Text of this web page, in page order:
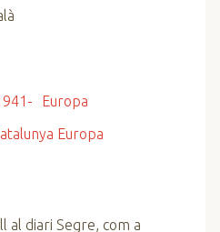
Europa
Europa
al diari Segre, com a